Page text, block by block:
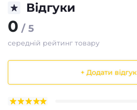
Відгуки
0 / 5
середній рейтинг товару
+ Додати відгук